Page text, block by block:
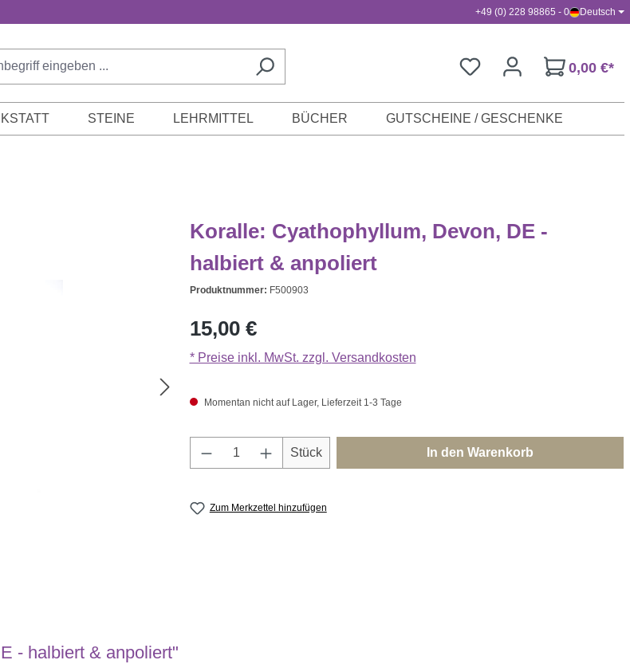
+49 (0) 228 98865 - 0 Deutsch
0,00 €*
STEINE LEHRMITTEL BÜCHER GUTSCHEINE / GESCHENKE
Koralle: Cyathophyllum, Devon, DE -
halbiert & anpoliert
Produktnummer: F500903
Regulärer Preis:
15,00 €
* Preise inkl. MwSt. zzgl. Versandkosten
Momentan nicht auf Lager, Lieferzeit 1-3 Tage
Produkt Anzahl: Gib den gewünschten Wert ein
Stück In den Warenkorb
Zum Merkzettel hinzufügen
- halbiert & anpoliert"